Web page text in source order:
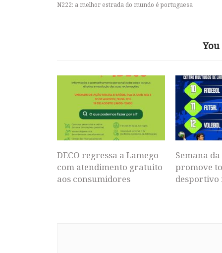
N222: a melhor estrada do mundo é portuguesa
DECO regressa a Lamego
com atendimento gratuito
aos consumidores
Semana
promove